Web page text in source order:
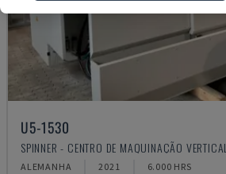
U5-1530
SPINNER - CENTRO DE MAQUINAÇÃO VERTICAL
ALEMANHA 2021 6.000 HRS